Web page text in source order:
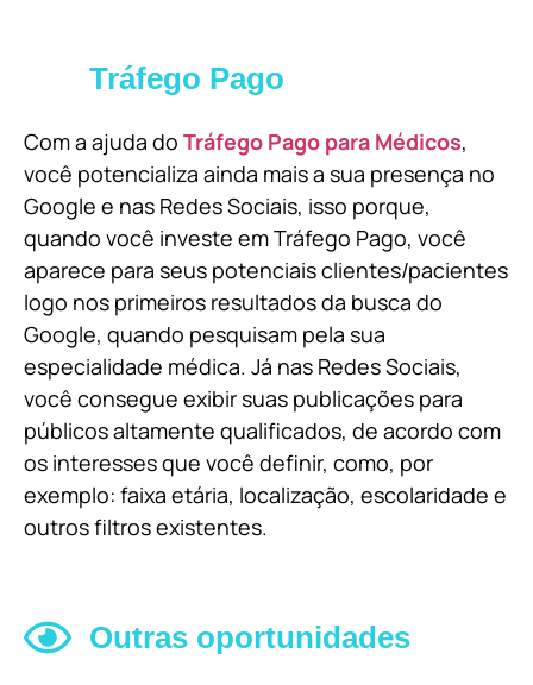
Tráfego Pago
Com a ajuda do Tráfego Pago para Médicos,
você potencializa ainda mais a sua presença no
Google e nas Redes Sociais, isso porque,
quando você investe em Tráfego Pago, você
aparece para seus potenciais clientes/pacientes
logo nos primeiros resultados da busca do
Google, quando pesquisam pela sua
especialidade médica. Já nas Redes Sociais,
você consegue exibir suas publicações para
públicos altamente qualificados, de acordo com
os interesses que você definir, como, por
exemplo: faixa etária, localização, escolaridade e
outros filtros existentes.
Outras oportunidades